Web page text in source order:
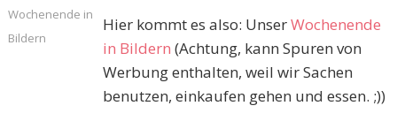
Hier kommt es also: UnserWochenende
in Bildern (Achtung, kann Spuren von
Werbung enthalten, weil wir Sachen
benutzen, einkaufen gehen und essen. ;))
Wochenende in
Bildern